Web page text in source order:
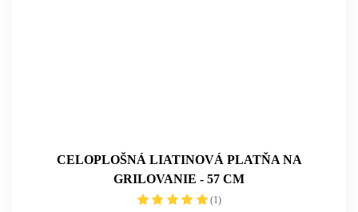
CELOPLOŠNÁ LIATINOVÁ PLATŇA NA
GRILOVANIE - 57 CM
(1)